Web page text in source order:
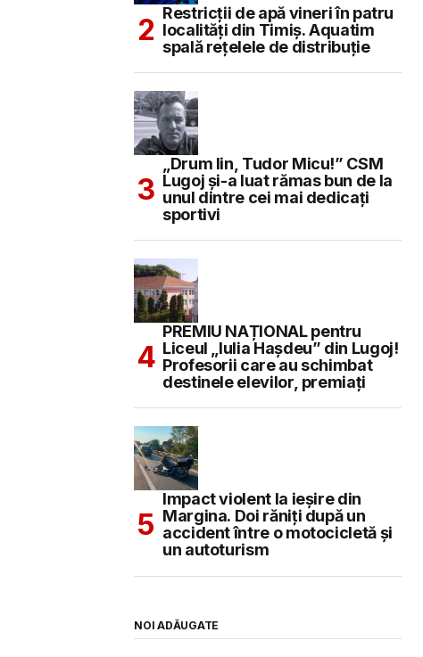
Restricții de apă vineri în patru
localități din Timiș. Aquatim
spală rețelele de distribuție
„Drum lin, Tudor Micu!” CSM
Lugoj și-a luat rămas bun de la
unul dintre cei mai dedicați
sportivi
PREMIU NAȚIONAL pentru
Liceul „Iulia Hașdeu” din Lugoj!
Profesorii care au schimbat
destinele elevilor, premiați
Impact violent la ieșire din
Margina. Doi răniți după un
accident între o motocicletă și
un autoturism
NOI ADĂUGATE